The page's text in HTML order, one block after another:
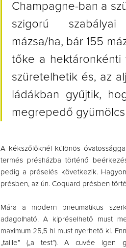
Champagne-ban a
szigorú szabályai
mázsa/ha, bár 155
tőke a hektáronkénti
szüretelhetik és, az
ládákban gyűjtik,
megrepedő
A kékszőlőknél különös
termés présházba történő
pedig a préselés következik.
présben, az ún. Coquard présben
Mára a modern pneumatikus
adagolható. A kipréselhető must
maximum 25,5 hl must nyerhető ki.
„taille” („a test”). A cuvée igen